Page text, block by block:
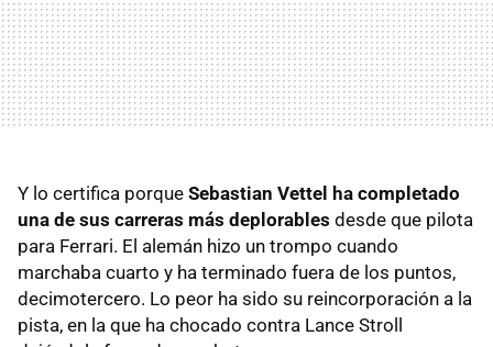
Y lo certifica porque Sebastian Vettel ha completado
una de sus carreras más deplorables desde que pilota
para Ferrari. El alemán hizo un trompo cuando
marchaba cuarto y ha terminado fuera de los puntos,
decimotercero. Lo peor ha sido su reincorporación a la
pista, en la que ha chocado contra Lance Stroll